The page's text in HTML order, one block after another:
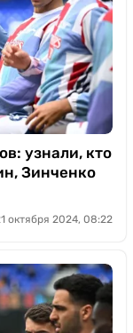
узнали, кто
Зинченко
октября 2024, 08:22